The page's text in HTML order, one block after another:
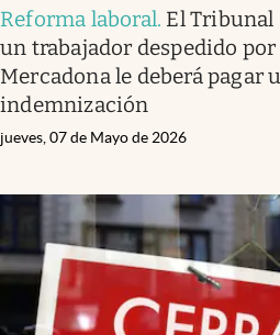
Reforma laboral. El Tribunal
un trabajador despedido por
Mercadona le deberá pagar
indemnización
jueves, 07 de Mayo de 2026